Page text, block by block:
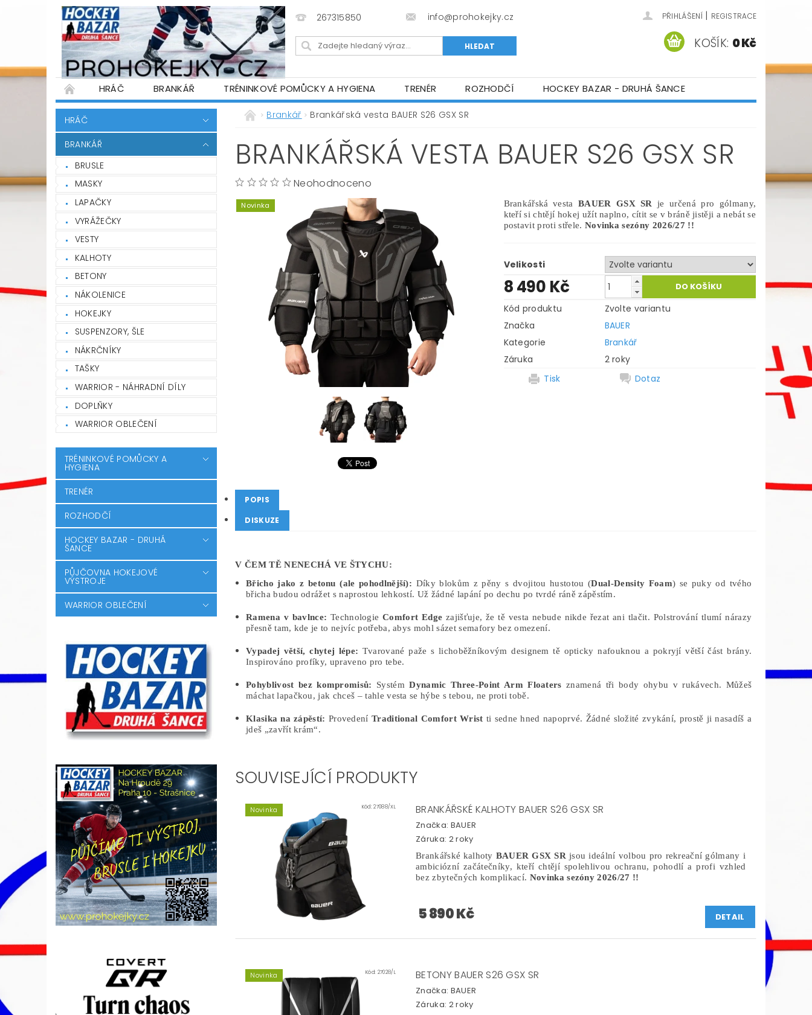
267315850 info@prohokejky.cz PŘIHLÁŠENÍ | REGISTRACE
KOŠÍK: 0 Kč
HRÁČ BRANKÁŘ TRÉNINKOVÉ POMŮCKY A HYGIENA TRENÉR ROZHODČÍ
HOCKEY BAZAR - DRUHÁ ŠANCE
PŮJČOVNA HOKEJOVÉ VÝSTROJE
WARRIOR OBLEČENÍ OBCHODNÍ PODMÍNKY
PODMÍNKY OCHRANY OSOBNÍCH ÚDAJŮ
HRÁČ
BRANKÁŘ
BRUSLE
MASKY
LAPAČKY
VYRÁŽEČKY
VESTY
KALHOTY
BETONY
NÁKOLENICE
HOKEJKY
SUSPENZORY, ŠLE
NÁKRČNÍKY
TAŠKY
WARRIOR - NÁHRADNÍ DÍLY
DOPLŇKY
WARRIOR OBLEČENÍ
TRÉNINKOVÉ POMŮCKY A
HYGIENA
TRENÉR
ROZHODČÍ
HOCKEY BAZAR - DRUHÁ
ŠANCE
PŮJČOVNA HOKEJOVÉ
VÝSTROJE
WARRIOR OBLEČENÍ
Brankář Brankářská vesta BAUER S26 GSX SR
BRANKÁŘSKÁ VESTA BAUER S26 GSX SR
Neohodnoceno
Novinka Brankářská vesta BAUER GSX SR
je určená pro gólmany,
kteří si chtějí hokej užít naplno, cítit se v bráně jistěji a nebát se
postavit proti střele. Novinka sezóny 2026/27 !!
Velikosti
8 490 Kč
Kód produktu
Zvolte variantu
Značka
BAUER
Kategorie
Brankář
Záruka
2 roky
Tisk
Dotaz
POPIS
DISKUZE
V ČEM TĚ NENECHÁ VE ŠTYCHU:
Břicho jako z betonu (ale pohodlnější): Díky blokům z pěny s dvojitou hustotou (Dual-Density Foam) se puky od tvého
břicha budou odrážet s naprostou lehkostí. Už žádné lapání po dechu po tvrdé ráně zápěstím.
Ramena v bavlnce: TechnologieComfort Edge zajišťuje, že tě vesta nebude nikde řezat ani tlačit. Polstrování tlumí nárazy
přesně tam, kde je to nejvíc potřeba, abys mohl sázet semafory bez omezení.
Vypadej větší, chytej lépe: Tvarované paže s lichoběžníkovým designem tě opticky nafouknou a pokryjí větší část brány.
Inspirováno profíky, upraveno pro tebe.
Pohyblivost bez kompromisů: SystémDynamic Three-Point Arm Floaters znamená tři body ohybu v rukávech. Můžeš
máchat lapačkou, jak chceš – tahle vesta se hýbe s tebou, ne proti tobě.
Klasika na zápěstí: Provedení Traditional Comfort Wrist ti sedne hned napoprvé. Žádné složité zvykání, prostě ji nasadíš a
jdeš „zavřít krám“.
SOUVISEJÍCÍ PRODUKTY
Novinka Kód:27088/XL BRANKÁŘSKÉ KALHOTY BAUER S26 GSX SR
Značka: BAUER
Záruka: 2 roky
Brankářské kalhoty BAUER GSX SR jsou ideální volbou pro rekreační gólmany i
ambiciózní začátečníky, kteří chtějí spolehlivou ochranu, pohodlí a profi vzhled
bez zbytečných komplikací. Novinka sezóny 2026/27 !!
5 890 Kč DETAIL
Novinka Kód: 27028/L BETONY BAUER S26 GSX SR
Značka: BAUER
Záruka: 2 roky